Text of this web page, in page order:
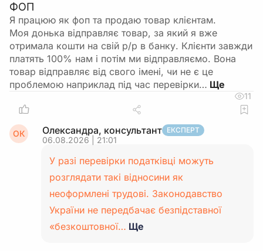
ФОП
Я працюю як фоп та продаю товар клієнтам.
Моя донька відправляє товар, за який я вже
отримала кошти на свій р/р в банку. Клієнти завжди
платять 100% нам і потім ми відправляємо. Вона
товар відправляє від свого імені, чи не є це
проблемою наприклад під час перевірки…
11
ОК Олександра, консультант ЕКСПЕРТ
06.08.2026 | 21:01
У разі перевірки податківці можуть
розглядати такі відносини як
неоформлені трудові. Законодавство
України не передбачає безпідставної
«безкоштовної… Ще